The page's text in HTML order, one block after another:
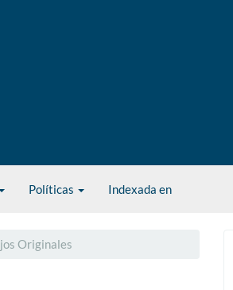
Políticas Indexada en
Originales